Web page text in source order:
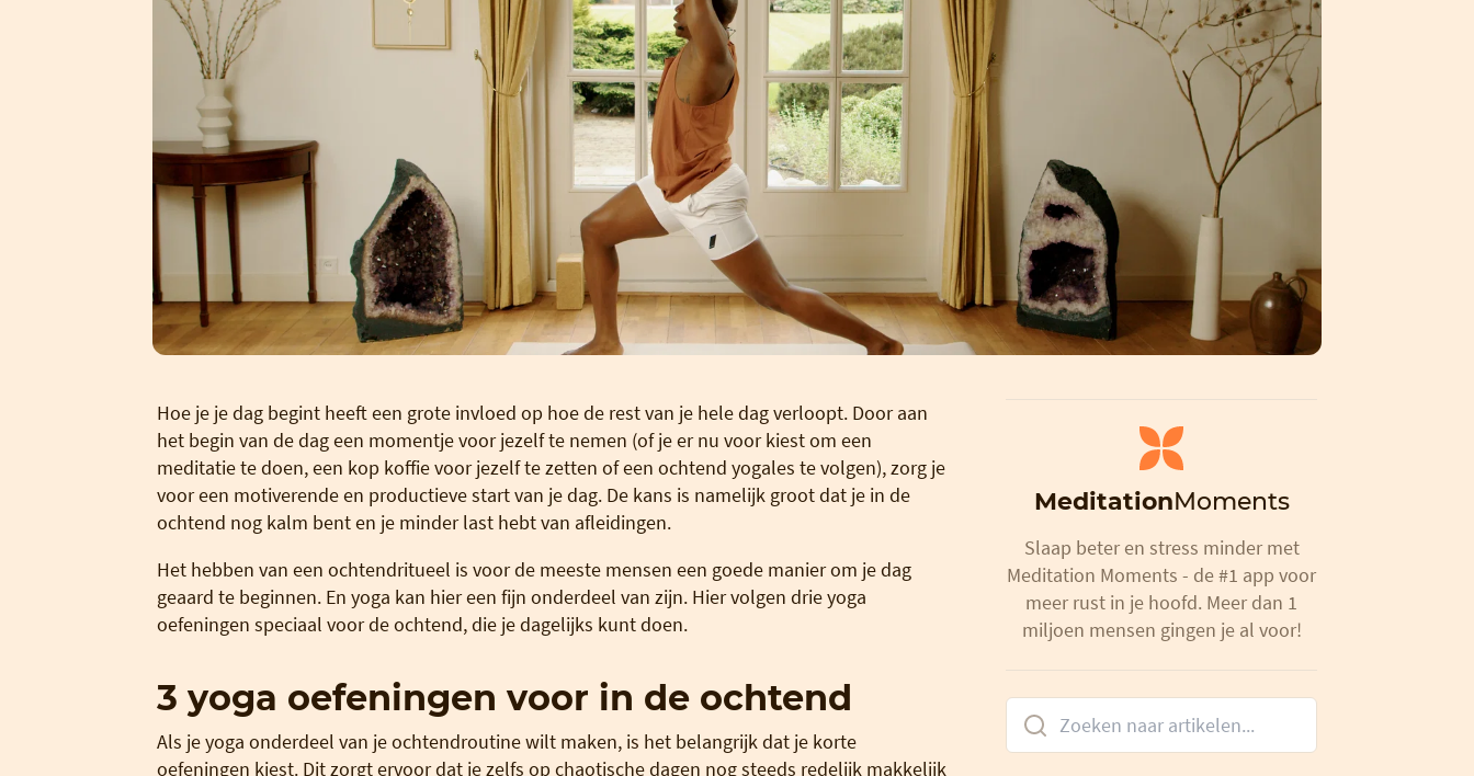
Hoe je je dag begint heeft een grote invloed op hoe de rest van je hele dag verloopt. Door aan
het begin van de dag een momentje voor jezelf te nemen (of je er nu voor kiest om een
meditatie te doen, een kop koffie voor jezelf te zetten of een ochtend yogales te volgen), zorg je
voor een motiverende en productieve start van je dag. De kans is namelijk groot dat je in de
ochtend nog kalm bent en je minder last hebt van afleidingen.
Het hebben van een ochtendritueel is voor de meeste mensen een goede manier om je dag
geaard te beginnen. En yoga kan hier een fijn onderdeel van zijn. Hier volgen drie yoga
oefeningen speciaal voor de ochtend, die je dagelijks kunt doen.
3 yoga oefeningen voor in de ochtend
Als je yoga onderdeel van je ochtendroutine wilt maken, is het belangrijk dat je korte
oefeningen kiest. Dit zorgt ervoor dat je zelfs op chaotische dagen nog steeds redelijk makkelijk
MeditationMoments
Slaap beter en stress minder met
Meditation Moments - de #1 app voor
meer rust in je hoofd. Meer dan 1
miljoen mensen gingen je al voor!